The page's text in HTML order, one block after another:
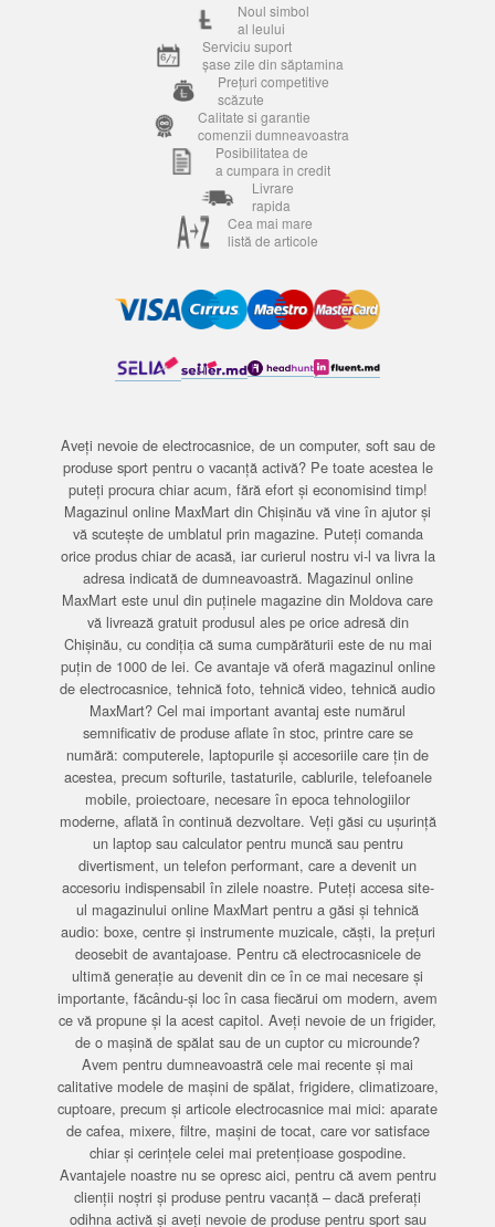
Noul simbol
al leului
Serviciu suport
șase zile din săptamina
Prețuri competitive
scăzute
Calitate si garantie
comenzii dumneavoastra
Posibilitatea de
a cumpara in credit
Livrare
rapida
Cea mai mare
listă de articole
Aveți nevoie de electrocasnice, de un computer, soft sau de
produse sport pentru o vacanță activă? Pe toate acestea le
puteți procura chiar acum, fără efort și economisind timp!
Magazinul online MaxMart din Chișinău vă vine în ajutor și
vă scutește de umblatul prin magazine. Puteți comanda
orice produs chiar de acasă, iar curierul nostru vi-l va livra la
adresa indicată de dumneavoastră. Magazinul online
MaxMart este unul din puținele magazine din Moldova care
vă livrează gratuit produsul ales pe orice adresă din
Chișinău, cu condiția că suma cumpărăturii este de nu mai
puțin de 1000 de lei. Ce avantaje vă oferă magazinul online
de electrocasnice, tehnică foto, tehnică video, tehnică audio
MaxMart? Cel mai important avantaj este numărul
semnificativ de produse aflate în stoc, printre care se
numără: computerele, laptopurile și accesoriile care țin de
acestea, precum softurile, tastaturile, cablurile, telefoanele
mobile, proiectoare, necesare în epoca tehnologiilor
moderne, aflată în continuă dezvoltare. Veți găsi cu ușurință
un laptop sau calculator pentru muncă sau pentru
divertisment, un telefon performant, care a devenit un
accesoriu indispensabil în zilele noastre. Puteți accesa site-
ul magazinului online MaxMart pentru a găsi și tehnică
audio: boxe, centre și instrumente muzicale, căști, la prețuri
deosebit de avantajoase. Pentru că electrocasnicele de
ultimă generație au devenit din ce în ce mai necesare și
importante, făcându-și loc în casa fiecărui om modern, avem
ce vă propune și la acest capitol. Aveți nevoie de un frigider,
de o mașină de spălat sau de un cuptor cu microunde?
Avem pentru dumneavoastră cele mai recente și mai
calitative modele de mașini de spălat, frigidere, climatizoare,
cuptoare, precum și articole electrocasnice mai mici: aparate
de cafea, mixere, filtre, mașini de tocat, care vor satisface
chiar și cerințele celei mai pretențioase gospodine.
Avantajele noastre nu se opresc aici, pentru că avem pentru
clienții noștri și produse pentru vacanță – dacă preferați
odihna activă și aveți nevoie de produse pentru sport sau